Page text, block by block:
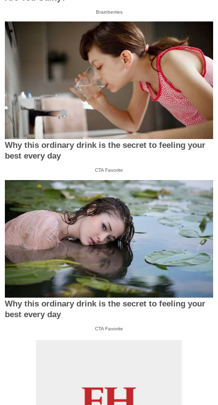
Brainberries
Why this ordinary drink is the secret to feeling your
best every day
CTA Favorite
Why this ordinary drink is the secret to feeling your
best every day
CTA Favorite